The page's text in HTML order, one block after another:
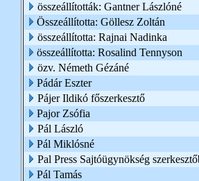
összeállították: Gantner Lászlóné
Összeállította: Göllesz Zoltán
összeállította: Rajnai Nadinka
összeállította: Rosalind Tennyson
özv. Németh Gézáné
Pádár Eszter
Pájer Ildikó főszerkesztő
Pajor Zsófia
Pál László
Pál Miklósné
Pal Press Sajtóügynökség
Pál Tamás